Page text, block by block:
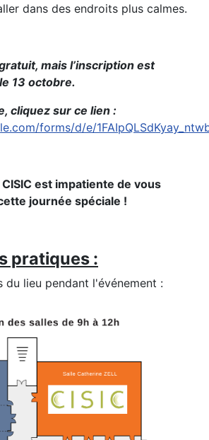
dans des endroits plus calmes.
mais l’inscription est
13 octobre.
cliquez sur ce lien :
forms/d/e/
est impatiente de vous
journée spéciale !
pratiques :
du lieu pendant l'événement :